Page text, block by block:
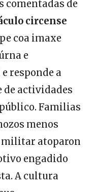
comentadas de
circense
coa imaxe
e
responde a
de actividades
Familias
menos
atoparon
engadido
A cultura